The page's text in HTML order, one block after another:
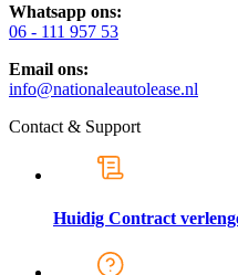
Whatsapp ons:
06 - 111 957 53
Email ons:
info@nationaleautolease.nl
Contact & Support
Huidig Contract